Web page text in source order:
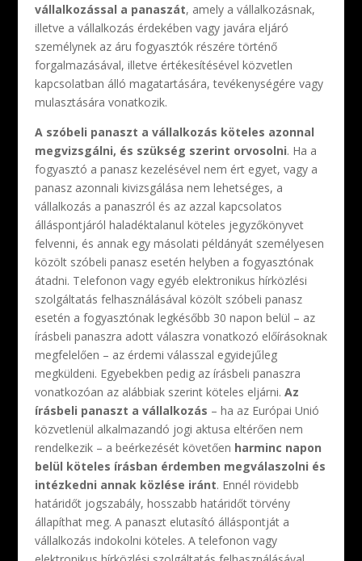
vállalkozással a panaszát, amely a vállalkozásnak,
illetve a vállalkozás érdekében vagy javára eljáró
személynek az áru fogyasztók részére történő
forgalmazásával, illetve értékesítésével közvetlen
kapcsolatban álló magatartására, tevékenységére vagy
mulasztására vonatkozik.
A szóbeli panaszt a vállalkozás köteles azonnal
megvizsgálni, és szükség szerint orvosolni. Ha a
fogyasztó a panasz kezelésével nem ért egyet, vagy a
panasz azonnali kivizsgálása nem lehetséges, a
vállalkozás a panaszról és az azzal kapcsolatos
álláspontjáról haladéktalanul köteles jegyzőkönyvet
felvenni, és annak egy másolati példányát személyesen
közölt szóbeli panasz esetén helyben a fogyasztónak
átadni. Telefonon vagy egyéb elektronikus hírközlési
szolgáltatás felhasználásával közölt szóbeli panasz
esetén a fogyasztónak legkésőbb 30 napon belül – az
írásbeli panaszra adott válaszra vonatkozó előírásoknak
megfelelően – az érdemi válasszal egyidejűleg
megküldeni. Egyebekben pedig az írásbeli panaszra
vonatkozóan az alábbiak szerint köteles eljárni. Az
írásbeli panaszt a vállalkozás – ha az Európai Unió
közvetlenül alkalmazandó jogi aktusa eltérően nem
rendelkezik – a beérkezését követően harminc napon
belül köteles írásban érdemben megválaszolni és
intézkedni annak közlése iránt. Ennél rövidebb
határidőt jogszabály, hosszabb határidőt törvény
állapíthat meg. A panaszt elutasító álláspontját a
vállalkozás indokolni köteles. A telefonon vagy